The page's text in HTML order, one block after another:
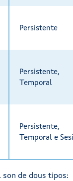
Persistente
Persistente,
Temporal
Persistente,
Temporal e
de dous tipos: